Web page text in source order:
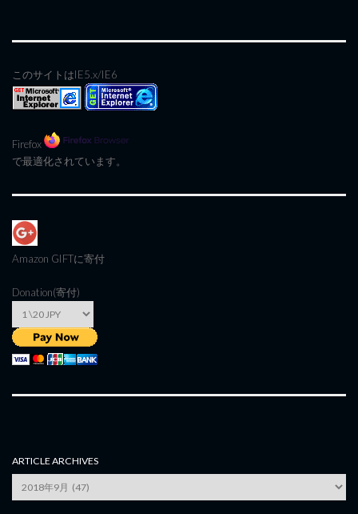
このサイトはIE5.x/IE6
Firefox
で最適化されています。
Amazon GIFTに寄付
Donation(寄付)
ARTICLE ARCHIVES
Archives